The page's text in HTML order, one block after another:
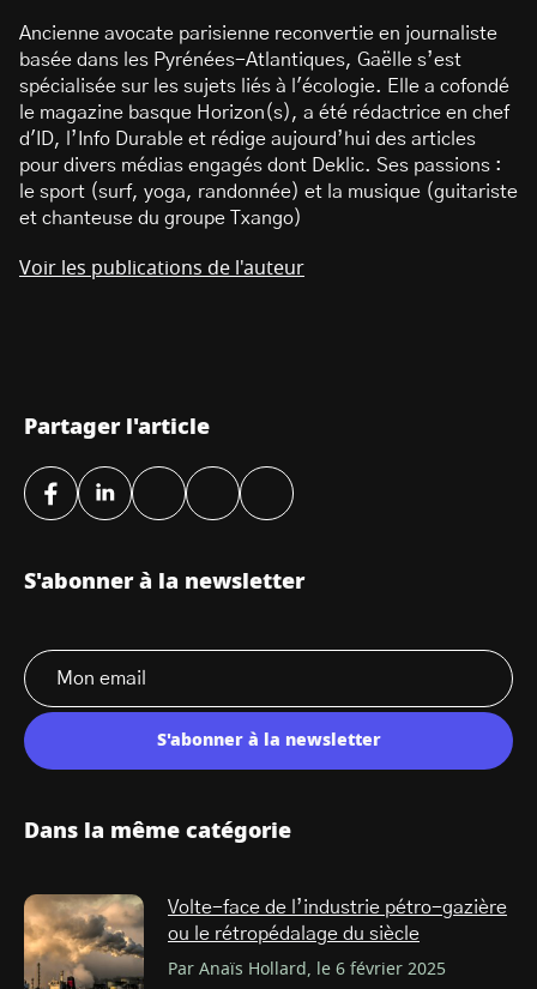
Ancienne avocate parisienne reconvertie en journaliste
basée dans les Pyrénées-Atlantiques, Gaëlle s’est
spécialisée sur les sujets liés à l'écologie. Elle a cofondé
le magazine basque Horizon(s), a été rédactrice en chef
d'ID, l’Info Durable et rédige aujourd’hui des articles
pour divers médias engagés dont Deklic. Ses passions :
le sport (surf, yoga, randonnée) et la musique (guitariste
et chanteuse du groupe Txango)
Voir les publications de l'auteur
Partager l'article
S'abonner à la newsletter
S'abonner à la newsletter
Dans la même catégorie
Volte-face de l’industrie pétro-gazière
ou le rétropédalage du siècle
Par Anaïs Hollard, le 6 février 2025